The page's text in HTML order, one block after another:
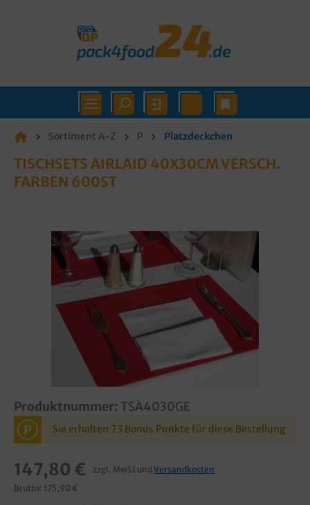
Sortiment A-Z P Platzdeckchen
TISCHSETS AIRLAID 40X30CM VERSCH.
FARBEN 600ST
Produktnummer: TSA4030GE
P Sie erhalten 73 Bonus Punkte für diese Bestellung
147,80 € zzgl. MwSt und Versandkosten
Brutto: 175,90 €